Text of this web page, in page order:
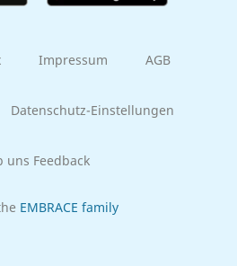
Impressum AGB
Datenschutz-Einstellungen
uns Feedback
EMBRACE family